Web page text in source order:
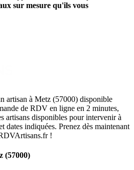
sur mesure qu'ils vous
artisan à Metz (57000) disponible
de RDV en ligne en 2 minutes,
artisans disponibles pour intervenir à
dates indiquées. Prenez dès maintenant
!
(57000)